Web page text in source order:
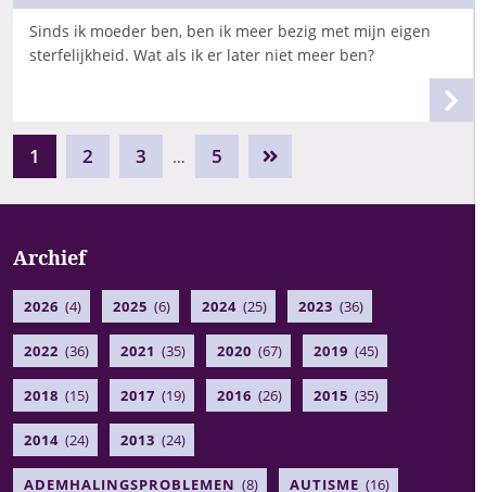
Sinds ik moeder ben, ben ik meer bezig met mijn eigen
sterfelijkheid. Wat als ik er later niet meer ben?
1 2 3 … 5
Archief
2026 (4) 2025 (6) 2024 (25) 2023 (36)
2022 (36) 2021 (35) 2020 (67) 2019 (45)
2018 (15) 2017 (19) 2016 (26) 2015 (35)
2014 (24) 2013 (24)
ADEMHALINGSPROBLEMEN (8) AUTISME (16)